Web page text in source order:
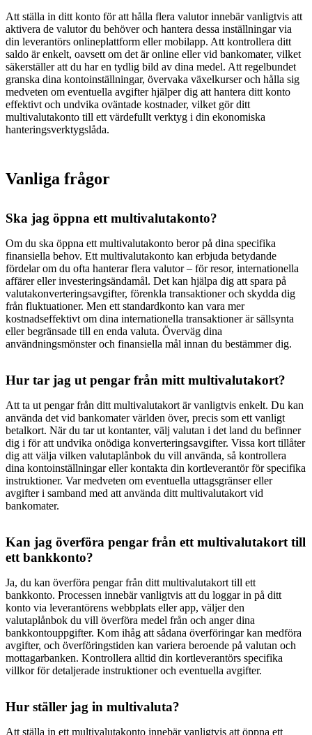
Att ställa in ditt konto för att hålla flera valutor innebär vanligtvis att
aktivera de valutor du behöver och hantera dessa inställningar via
din leverantörs onlineplattform eller mobilapp. Att kontrollera ditt
saldo är enkelt, oavsett om det är online eller vid bankomater, vilket
säkerställer att du har en tydlig bild av dina medel. Att regelbundet
granska dina kontoinställningar, övervaka växelkurser och hålla sig
medveten om eventuella avgifter hjälper dig att hantera ditt konto
effektivt och undvika oväntade kostnader, vilket gör ditt
multivalutakonto till ett värdefullt verktyg i din ekonomiska
hanteringsverktygslåda.
Vanliga frågor
Ska jag öppna ett multivalutakonto?
Om du ska öppna ett multivalutakonto beror på dina specifika
finansiella behov. Ett multivalutakonto kan erbjuda betydande
fördelar om du ofta hanterar flera valutor – för resor, internationella
affärer eller investeringsändamål. Det kan hjälpa dig att spara på
valutakonverteringsavgifter, förenkla transaktioner och skydda dig
från fluktuationer. Men ett standardkonto kan vara mer
kostnadseffektivt om dina internationella transaktioner är sällsynta
eller begränsade till en enda valuta. Överväg dina
användningsmönster och finansiella mål innan du bestämmer dig.
Hur tar jag ut pengar från mitt multivalutakort?
Att ta ut pengar från ditt multivalutakort är vanligtvis enkelt. Du kan
använda det vid bankomater världen över, precis som ett vanligt
betalkort. När du tar ut kontanter, välj valutan i det land du befinner
dig i för att undvika onödiga konverteringsavgifter. Vissa kort tillåter
dig att välja vilken valutaplånbok du vill använda, så kontrollera
dina kontoinställningar eller kontakta din kortleverantör för specifika
instruktioner. Var medveten om eventuella uttagsgränser eller
avgifter i samband med att använda ditt multivalutakort vid
bankomater.
Kan jag överföra pengar från ett multivalutakort till
ett bankkonto?
Ja, du kan överföra pengar från ditt multivalutakort till ett
bankkonto. Processen innebär vanligtvis att du loggar in på ditt
konto via leverantörens webbplats eller app, väljer den
valutaplånbok du vill överföra medel från och anger dina
bankkontouppgifter. Kom ihåg att sådana överföringar kan medföra
avgifter, och överföringstiden kan variera beroende på valutan och
mottagarbanken. Kontrollera alltid din kortleverantörs specifika
villkor för detaljerade instruktioner och eventuella avgifter.
Hur ställer jag in multivaluta?
Att ställa in ett multivalutakonto innebär vanligtvis att öppna ett